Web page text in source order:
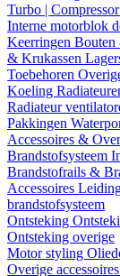
Turbo |
Interne motorblok
Keerringen Bouten
& Krukassen
Toebehoren
Koeling
Radiateur
Pakkingen
Accessoires &
Brandstofsysteem
Brandstofrails &
Accessoires
brandstofsysteem
Ontsteking
Ontsteking overige
Motor styling
Overige accessoires